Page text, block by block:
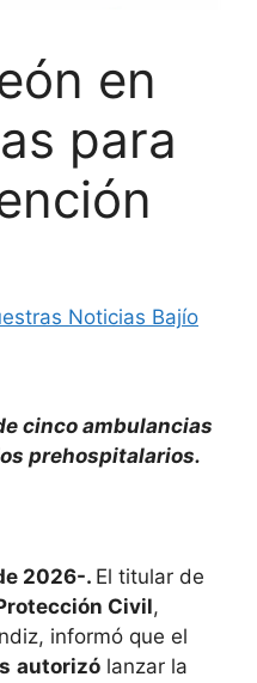
en
para
Noticias Bajío
cinco ambulancias
prehospitalarios.
2026-. El titular de
Civil,
informó que el
autorizó lanzar la